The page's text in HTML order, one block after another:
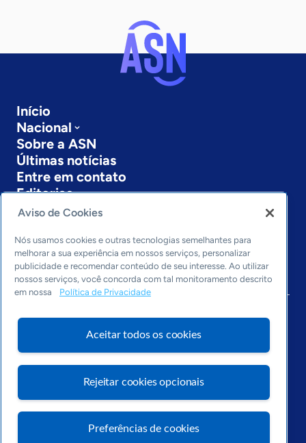
Início
Nacional
Sobre a ASN
Últimas notícias
Entre em contato
Editorias
Economia & Política
Inovação & Tecnologia
Cultura empreendedora
Dados
Arquivo
Aviso de Cookies
Nós usamos cookies e outras tecnologias semelhantes para
melhorar a sua experiência em nossos serviços, personalizar
publicidade e recomendar conteúdo de seu interesse. Ao utilizar
nossos serviços, você concorda com tal monitoramento descrito
em nossa
Política de Privacidade
Aceitar todos os cookies
Rejeitar cookies opcionais
Preferências de cookies